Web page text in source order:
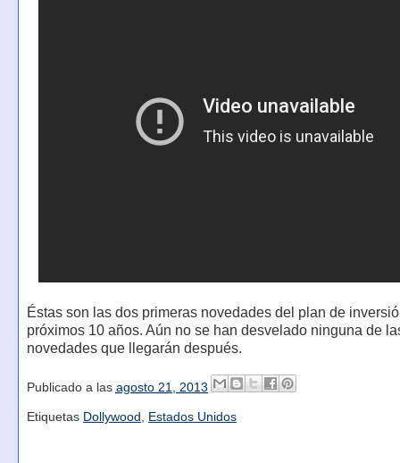
Éstas son las dos primeras novedades del plan de
próximos 10 años. Aún no se han desvelado ninguna de
novedades que llegarán después.
Publicado a las agosto 21, 2013
Etiquetas Dollywood , Estados Unidos